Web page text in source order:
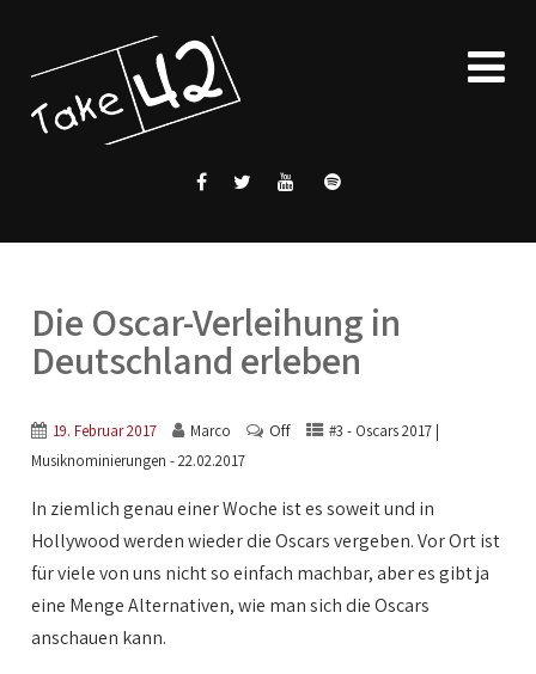
Die Oscar-Verleihung in
Deutschland erleben
19. Februar 2017 Marco Off
#3 - Oscars 2017 |
Musiknominierungen - 22.02.2017
In ziemlich genau einer Woche ist es soweit und in
Hollywood werden wieder die Oscars vergeben. Vor Ort ist
für viele von uns nicht so einfach machbar, aber es gibt ja
eine Menge Alternativen, wie man sich die Oscars
anschauen kann.